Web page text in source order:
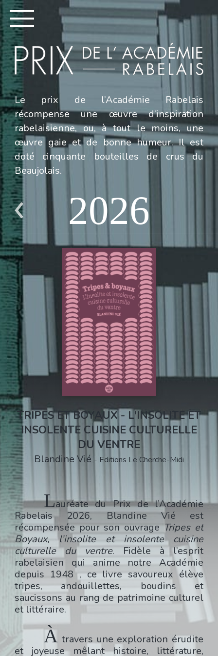
Le prix de l’Académie Rabelais
récompense une œuvre d’inspiration
rabelaisienne, ou, à tout le moins, une
œuvre gaie et de bonne humeur. Il est
doté cinquante bouteilles de crus du
Beaujolais.
2026
TRIPES ET BOYAUX - L'INSOLITE ET
INSOLENTE CUISINE CULTURELLE
DU VENTRE
Blandine Vié - Editions Le Cherche-Midi
Lauréate du Prix de l’Académie
Rabelais 2026, Blandine Vié est
récompensée pour son ouvrageTripes et
Boyaux, l’insolite et insolente cuisine
culturelle du ventre. Fidèle à l’esprit
rabelaisien qui anime notre Académie
depuis 1948 , ce livre savoureux élève
tripes, andouillettes, boudins et
saucissons au rang de patrimoine culturel
et littéraire.
À travers une exploration érudite
et joyeuse mêlant histoire, littérature,